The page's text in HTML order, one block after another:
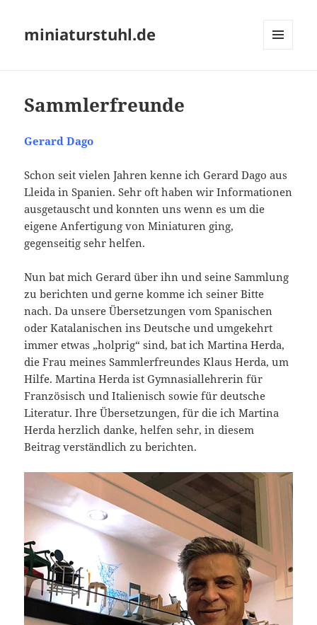
miniaturstuhl.de
Sammlerfreunde
Gerard Dago
Schon seit vielen Jahren kenne ich Gerard Dago aus
Lleida in Spanien. Sehr oft haben wir Informationen
ausgetauscht und konnten uns wenn es um die
eigene Anfertigung von Miniaturen ging,
gegenseitig sehr helfen.
Nun bat mich Gerard über ihn und seine Sammlung
zu berichten und gerne komme ich seiner Bitte
nach. Da unsere Übersetzungen vom Spanischen
oder Katalanischen ins Deutsche und umgekehrt
immer etwas „holprig“ sind, bat ich Martina Herda,
die Frau meines Sammlerfreundes Klaus Herda, um
Hilfe. Martina Herda ist Gymnasiallehrerin für
Französisch und Italienisch sowie für deutsche
Literatur. Ihre Übersetzungen, für die ich Martina
Herda herzlich danke, helfen sehr, in diesem
Beitrag verständlich zu berichten.